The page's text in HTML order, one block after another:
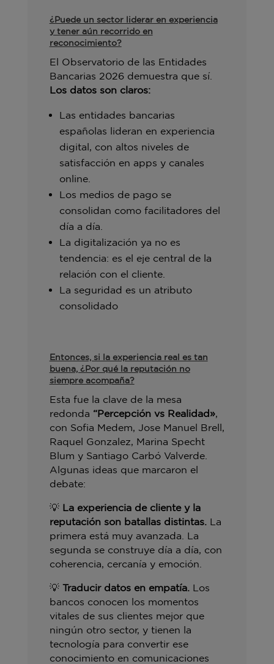
¿Puede un sector liderar en experiencia
y tener aún recorrido en
reconocimiento?
El Observatorio de las Entidades
Bancarias 2026 demuestra que sí.
Los datos son claros:
Las entidades bancarias
españolas lideran en experiencia
digital, con altos niveles de
satisfacción en apps y canales
online.
Los medios de pago se
consolidan como facilitadores del
día a día.
La digitalización ya no es
tendencia: es el eje central de la
relación con el cliente.
La seguridad es un atributo
consolidado
Entonces, si la experiencia real es tan
buena, ¿Por qué la reputación no
siempre acompaña?
Esta fue la clave de la mesa
redonda “Percepción vs Realidad»,
con Sofia Medem, Jose Manuel Brell,
Raquel Gonzalez, Marina Specht
Blum y Santiago Carbó Valverde.
Algunas ideas que marcaron el
debate:
💡 La experiencia de cliente y la
reputación son batallas distintas.La
primera está muy avanzada. La
segunda se construye día a día, con
coherencia, cercanía y emoción.
💡Traducir datos en empatía.Los
bancos conocen los momentos
vitales de sus clientes mejor que
ningún otro sector, y tienen la
tecnología para convertir ese
conocimiento en comunicaciones